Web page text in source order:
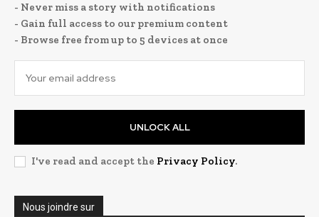
- Never miss a story with notifications
- Gain full access to our premium content
- Browse free from up to 5 devices at once
UNLOCK ALL
I've read and accept the Privacy Policy.
Nous joindre sur